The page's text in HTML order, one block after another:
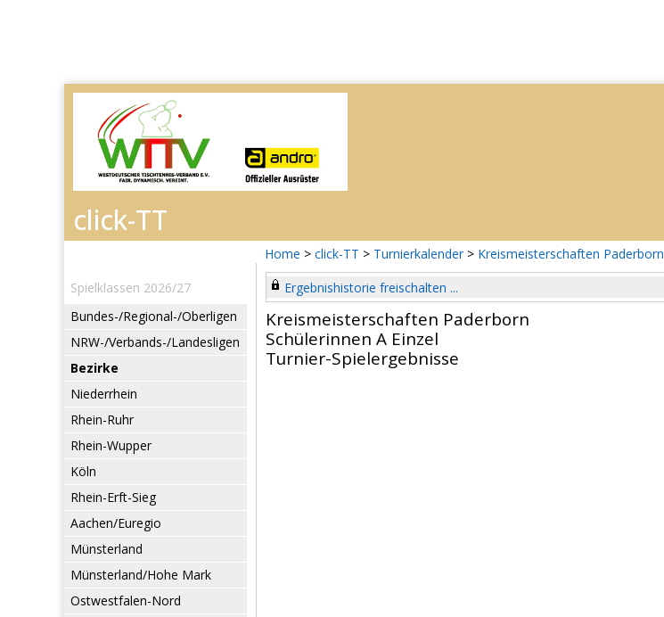
Home > click-TT > Turnierkalender > Kreismeisterschaften Paderborn
Spielklassen 2026/27
Bundes-/Regional-/Oberligen
NRW-/Verbands-/Landesligen
Bezirke
Niederrhein
Rhein-Ruhr
Rhein-Wupper
Köln
Rhein-Erft-Sieg
Aachen/Euregio
Münsterland
Münsterland/Hohe Mark
Ostwestfalen-Nord
Ergebnishistorie freischalten ...
Kreismeisterschaften Paderborn
Schülerinnen A Einzel
Turnier-Spielergebnisse